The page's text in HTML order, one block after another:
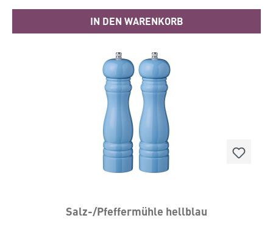
D6xH18,5 cm Material: Gummibaumholz,
Aluminum, KeramikProduziert in China
IN DEN WARENKORB
Salz-/Pfeffermühle hellblau